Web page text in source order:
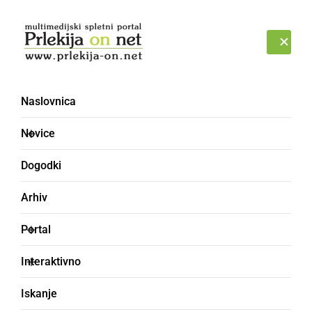
Naslovnica
Novice
Dogodki
Arhiv
Portal
Interaktivno
Iskanje
zadolženost
GOSPODARSTVO